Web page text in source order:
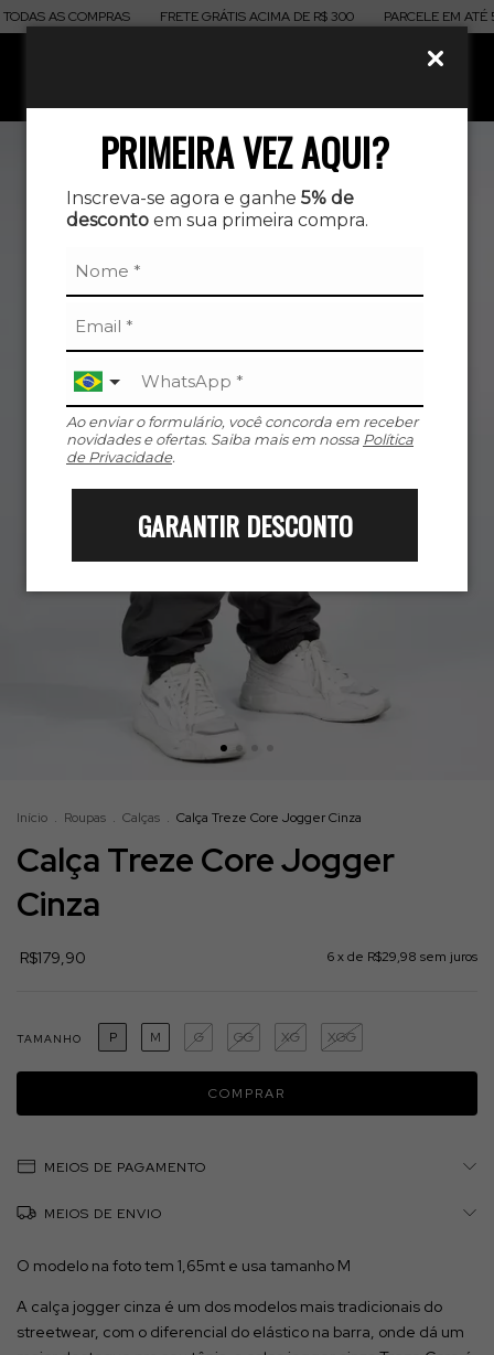
PRIMEIRA VEZ AQUI?
Inscreva-se agora e ganhe 5% de
desconto em sua primeira compra.
Ao enviar o formulário, você concorda em receber
novidades e ofertas. Saiba mais em nossa Política
de Privacidade.
GARANTIR DESCONTO
AS COMPRAS FRETE GRÁTIS ACIMA DE R$ 300 PARCELE EM ATÉ
Início . Roupas . Calças . Calça Treze Core Jogger Cinza
Calça Treze Core Jogger
Cinza
R$179,90 6x de R$29,98 sem juros
TAMANHO P M G GG XG XGG
MEIOS DE PAGAMENTO
MEIOS DE ENVIO
O modelo na foto tem 1,65mt e usa tamanho M
A calça jogger cinza é um dos modelos mais tradicionais do
streetwear, com o diferencial do elástico na barra, onde dá um